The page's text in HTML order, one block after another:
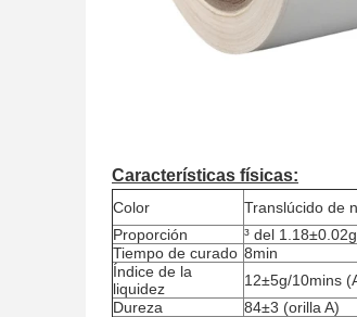
Características físicas:
Color Translúcido de
Proporción
³ del
Tiempo de curado 8min
Índice de la
liquidez
12±5g/10mins
Dureza
84±3 (orilla A)